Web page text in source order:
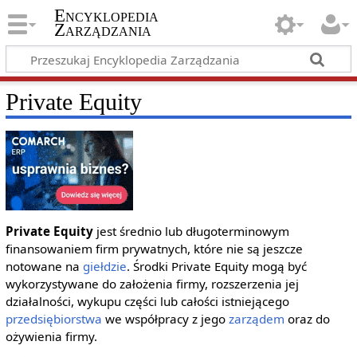
Encyklopedia
Zarządzania
Private Equity
Private Equityjest średnio lub długoterminowym
finansowaniem firm prywatnych, które nie są jeszcze
notowane na giełdzie. Środki Private Equity mogą być
wykorzystywane do założenia firmy, rozszerzenia jej
działalności, wykupu części lub całości istniejącego
przedsiębiorstwa we współpracy z jego zarządem oraz do
ożywienia firmy.